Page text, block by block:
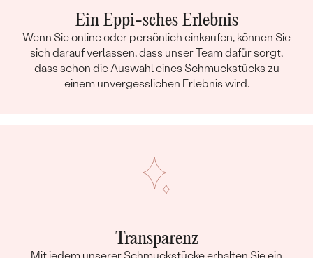
Ein Eppi-sches Erlebnis
Wenn Sie online oder persönlich einkaufen, können Sie
sich darauf verlassen, dass unser Team dafür sorgt,
dass schon die Auswahl eines Schmuckstücks zu
einem unvergesslichen Erlebnis wird.
Transparenz